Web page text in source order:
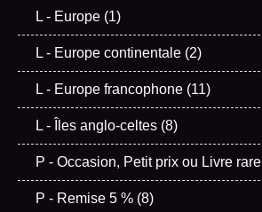
L - Europe (1)
L - Europe continentale (2)
L - Europe francophone (11)
L - Îles anglo-celtes (8)
P - Occasion, Petit prix ou Livre rare
P - Remise 5 % (8)